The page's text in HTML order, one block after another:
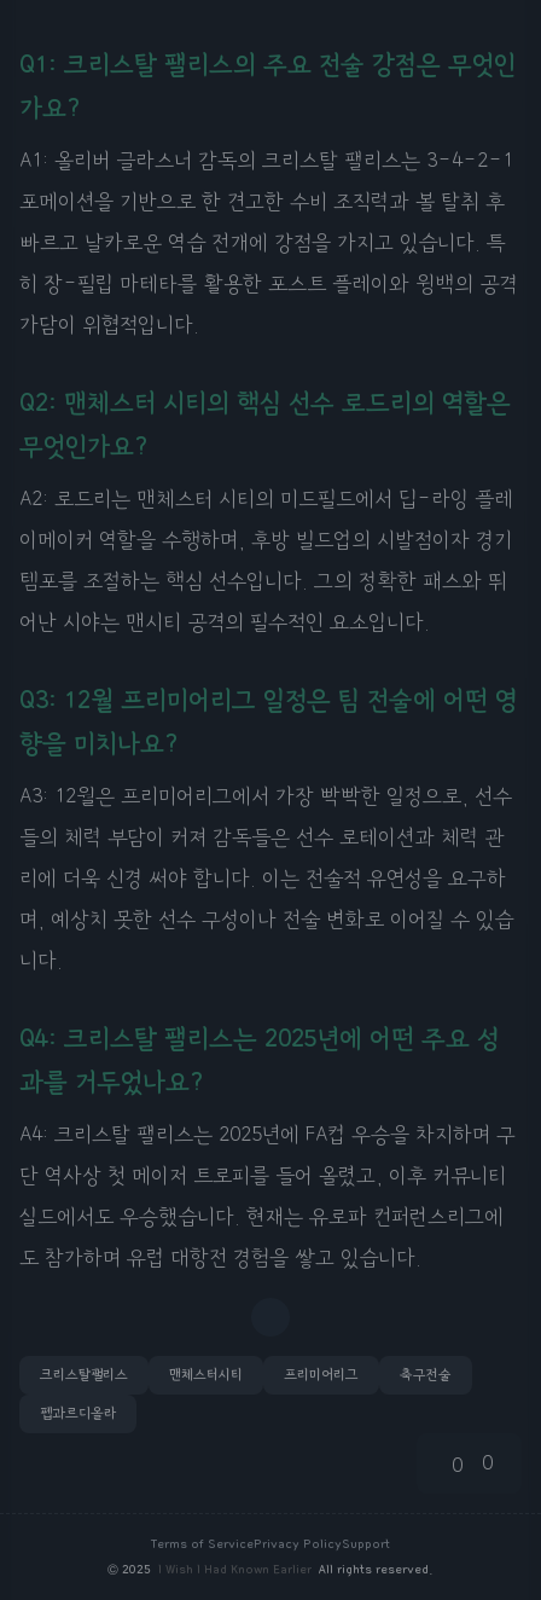
Q1: 크리스탈 팰리스의 주요 전술 강점은 무엇인
가요?
A1: 올리버 글라스너 감독의 크리스탈 팰리스는 3-4-2-1
포메이션을 기반으로 한 견고한 수비 조직력과 볼 탈취 후
빠르고 날카로운 역습 전개에 강점을 가지고 있습니다. 특
히 장-필립 마테타를 활용한 포스트 플레이와 윙백의 공격
가담이 위협적입니다.
Q2: 맨체스터 시티의 핵심 선수 로드리의 역할은
무엇인가요?
A2: 로드리는 맨체스터 시티의 미드필드에서 딥-라잉 플레
이메이커 역할을 수행하며, 후방 빌드업의 시발점이자 경기
템포를 조절하는 핵심 선수입니다. 그의 정확한 패스와 뛰
어난 시야는 맨시티 공격의 필수적인 요소입니다.
Q3: 12월 프리미어리그 일정은 팀 전술에 어떤 영
향을 미치나요?
A3: 12월은 프리미어리그에서 가장 빡빡한 일정으로, 선수
들의 체력 부담이 커져 감독들은 선수 로테이션과 체력 관
리에 더욱 신경 써야 합니다. 이는 전술적 유연성을 요구하
며, 예상치 못한 선수 구성이나 전술 변화로 이어질 수 있습
니다.
Q4: 크리스탈 팰리스는 2025년에 어떤 주요 성
과를 거두었나요?
A4: 크리스탈 팰리스는 2025년에 FA컵 우승을 차지하며 구
단 역사상 첫 메이저 트로피를 들어 올렸고, 이후 커뮤니티
실드에서도 우승했습니다. 현재는 유로파 컨퍼런스리그에
도 참가하며 유럽 대항전 경험을 쌓고 있습니다.
크리스탈팰리스 맨체스터시티 프리미어리그 축구전술
펩과르디올라
0 0
Terms of ServicePrivacy PolicySupport
©2025 I Wish I Had Known Earlier All rights reserved.